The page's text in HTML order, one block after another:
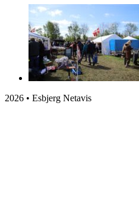
2026 • Esbjerg Netavis